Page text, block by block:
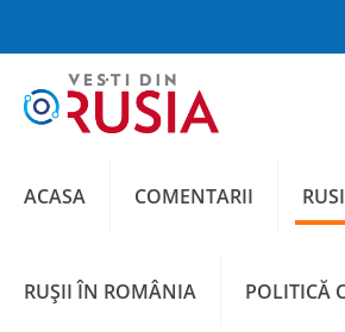
ACASA COMENTARII
RUȘII ÎN ROMÂNIA POLITICĂ